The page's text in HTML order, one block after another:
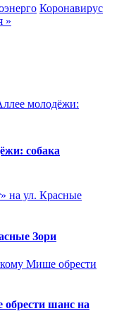
Коронавирус
»
собака
Зори
шанс на